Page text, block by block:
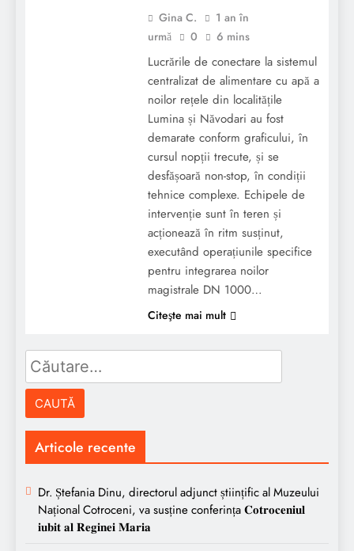
Gina C.
1 an în
urmă
0 6 mins
Lucrările de conectare la sistemul
centralizat de alimentare cu apă a
noilor rețele din localitățile
Lumina și Năvodari au fost
demarate conform graficului, în
cursul nopții trecute, și se
desfășoară non-stop, în condiții
tehnice complexe. Echipele de
intervenție sunt în teren și
acționează în ritm susținut,
executând operațiunile specifice
pentru integrarea noilor
magistrale DN 1000…
Citeşte mai mult
Caută
după:
Articole recente
Dr. Ștefania Dinu, directorul adjunct științific al Muzeului
Național Cotroceni, va susține conferința 𝐂𝐨𝐭𝐫𝐨𝐜𝐞𝐧𝐢𝐮𝐥
𝐢𝐮𝐛𝐢𝐭 𝐚𝐥 𝐑𝐞𝐠𝐢𝐧𝐞𝐢 𝐌𝐚𝐫𝐢𝐚